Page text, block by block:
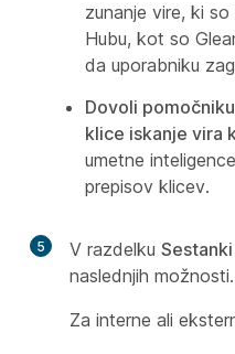
zunanje vire, ki
Hubu, kot so
da uporabniku
Dovoli
klice iskanje vira
umetne
prepisov klicev.
5 V razdelku Sestanki
naslednjih možnosti.
Za interne ali